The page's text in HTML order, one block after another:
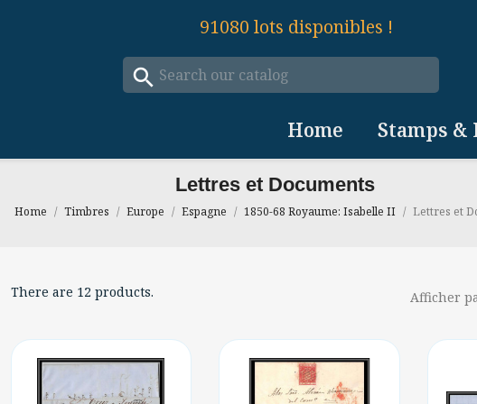
91080 lots disponibles !
search
Home Stamps &
Lettres et Documents
Home Timbres Europe Espagne 1850-68 Royaume: Isabelle II Lettres et
There are 12 products. Afficher